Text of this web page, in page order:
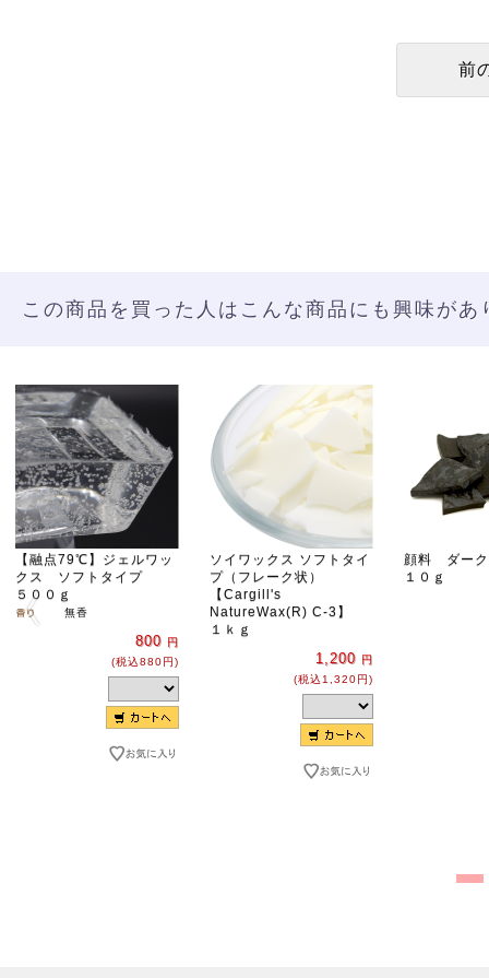
この商品を買った人はこんな商品にも興味があ
【融点79℃】ジェルワッ
クス ソフトタイプ
５００ｇ
無香
800 円
(税込880円)
ソイワックス ソフトタイ
プ（フレーク状）
【Cargill's
NatureWax(R) C-3】
１ｋｇ
1,200 円
(税込1,320円)
顔料 ダーク
１０ｇ